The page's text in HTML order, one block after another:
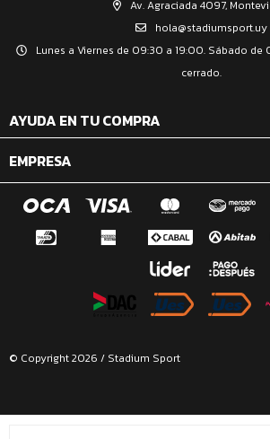
Av. Agraciada 4097,
hola@stadiumsport.uy
Lunes a Viernes de 09:30 a 19:00. Sábado de
cerrado.
AYUDA EN TU COMPRA
EMPRESA
© Copyright 2026 / Stadium Sport